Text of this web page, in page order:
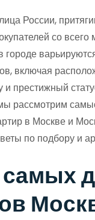
России,
со
городе
включая
и престижный
рассмотрим
в Москве и
по подбору и